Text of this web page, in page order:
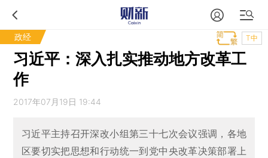
政经 T中
习近平：深入扎实推动地方改革工
作
2017年07月19日 19:44
习近平主持召开深改小组第三十七次会议强调，各地
区要切实把思想和行动统一到党中央改革决策部署上